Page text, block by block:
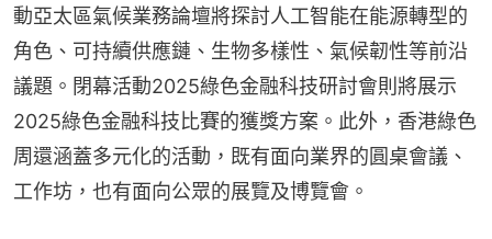
動亞太區氣候業務論壇將探討人工智能在能源轉型的
角色、可持續供應鏈、生物多樣性、氣候韌性等前沿
議題。閉幕活動2025綠色金融科技研討會則將展示
2025綠色金融科技比賽的獲獎方案。此外，香港綠色
周還涵蓋多元化的活動，既有面向業界的圓桌會議、
工作坊，也有面向公眾的展覽及博覽會。